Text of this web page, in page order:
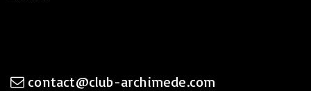
contact@club-archimede.com